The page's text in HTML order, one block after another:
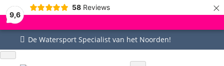
9,6
58 Reviews ×
De Watersport Specialist van het Noorden!
Uitstekende service